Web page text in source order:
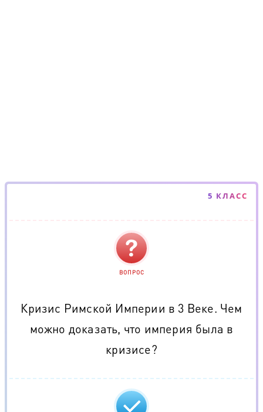
5 КЛАСС
ВОПРОС
Кризис Римской Империи в 3 Веке. Чем
можно доказать, что империя была в
кризисе?